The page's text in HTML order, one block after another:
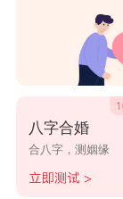
久病无起色，
低迷欲转机，
孕事无音讯，
官司诉讼
观音灵签
观音灵签
观音灵签
观音灵签
观音灵签
八字合婚
合八字，测姻缘